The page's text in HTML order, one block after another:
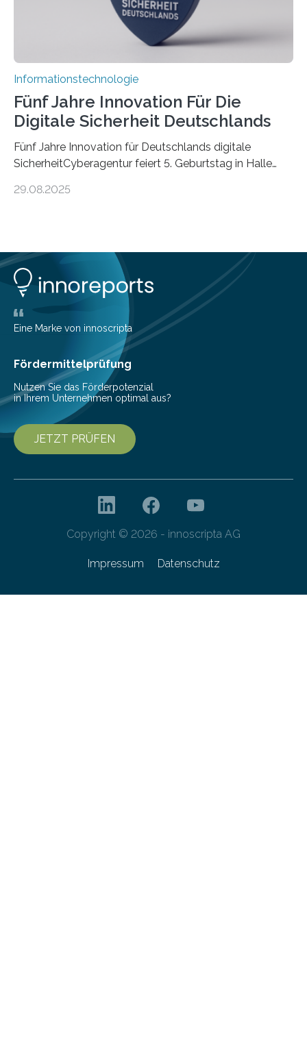
Informationstechnologie
Fünf Jahre Innovation Für Die
Digitale Sicherheit Deutschlands
Fünf Jahre Innovation für Deutschlands digitale
SicherheitCyberagentur feiert 5. Geburtstag in Halle
ErfolgeDie Agentur für Innovation in der
Forschungsarbeit, politischen Grußworten und der
feierlichen Preisverleihung des Ideenwettbewerbs
HAL2025 wurde das Jubiläum zu einem Zeichen für
Deutschlands digitale Souveränität von übermorgen.
Mit einer festlichen Veranstaltung beging die
Cyberagentur ihren 5. Geburtstag. Zahlreiche Gäste…
29.08.2025
Eine Marke von innoscripta
Fördermittelprüfung
Nutzen Sie das Förderpotenzial
in Ihrem Unternehmen optimal aus?
JETZT PRÜFEN
Copyright © 2026 - innoscripta AG
Impressum Datenschutz